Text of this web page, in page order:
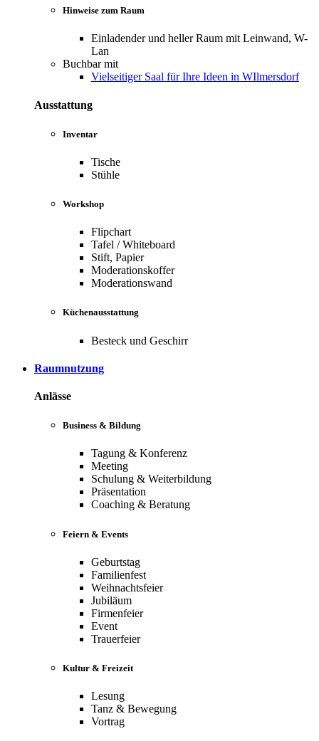
Hinweise zum Raum
Einladender und heller Raum mit Leinwand, W-
Lan
Buchbar mit
Vielseitiger Saal für Ihre Ideen in WIlmersdorf
Ausstattung
Inventar
Tische
Stühle
Workshop
Flipchart
Tafel / Whiteboard
Stift, Papier
Moderationskoffer
Moderationswand
Küchenausstattung
Besteck und Geschirr
Raumnutzung
Anlässe
Business & Bildung
Tagung & Konferenz
Meeting
Schulung & Weiterbildung
Präsentation
Coaching & Beratung
Feiern & Events
Geburtstag
Familienfest
Weihnachtsfeier
Jubiläum
Firmenfeier
Event
Trauerfeier
Kultur & Freizeit
Lesung
Tanz & Bewegung
Vortrag